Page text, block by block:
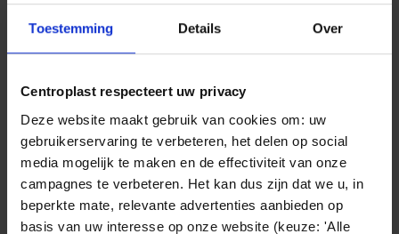
Toestemming Details Over
Centroplast respecteert uw privacy
Deze website maakt gebruik van cookies om: uw
gebruikerservaring te verbeteren, het delen op social
media mogelijk te maken en de effectiviteit van onze
campagnes te verbeteren. Het kan dus zijn dat we u, in
beperkte mate, relevante advertenties aanbieden op
basis van uw interesse op onze website (keuze: 'Alle